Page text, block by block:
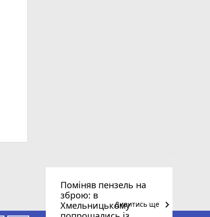
Поміняв пензель на
зброю: в
ХмельницькомуДивитись ще keyboard_arrow_right